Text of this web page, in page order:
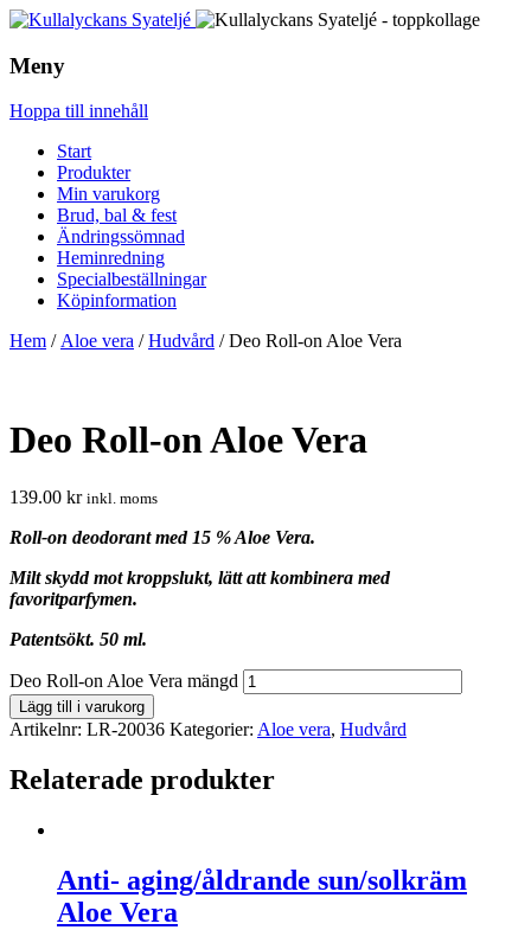
Meny
Hoppa till innehåll
Start
Produkter
Min varukorg
Brud, bal & fest
Ändringssömnad
Heminredning
Specialbeställningar
Köpinformation
Hem /Aloe vera /Hudvård / Deo Roll-on Aloe Vera
Deo Roll-on Aloe Vera
139.00 kr inkl. moms
Roll-on deodorant med 15 % Aloe Vera.
Milt skydd mot kroppslukt, lätt att kombinera med
favoritparfymen.
Patentsökt. 50 ml.
Deo Roll-on Aloe Vera mängd
Lägg till i varukorg
Artikelnr: LR-20036 Kategorier: Aloe vera, Hudvård
Relaterade produkter
Anti- aging/åldrande sun/solkräm
Aloe Vera